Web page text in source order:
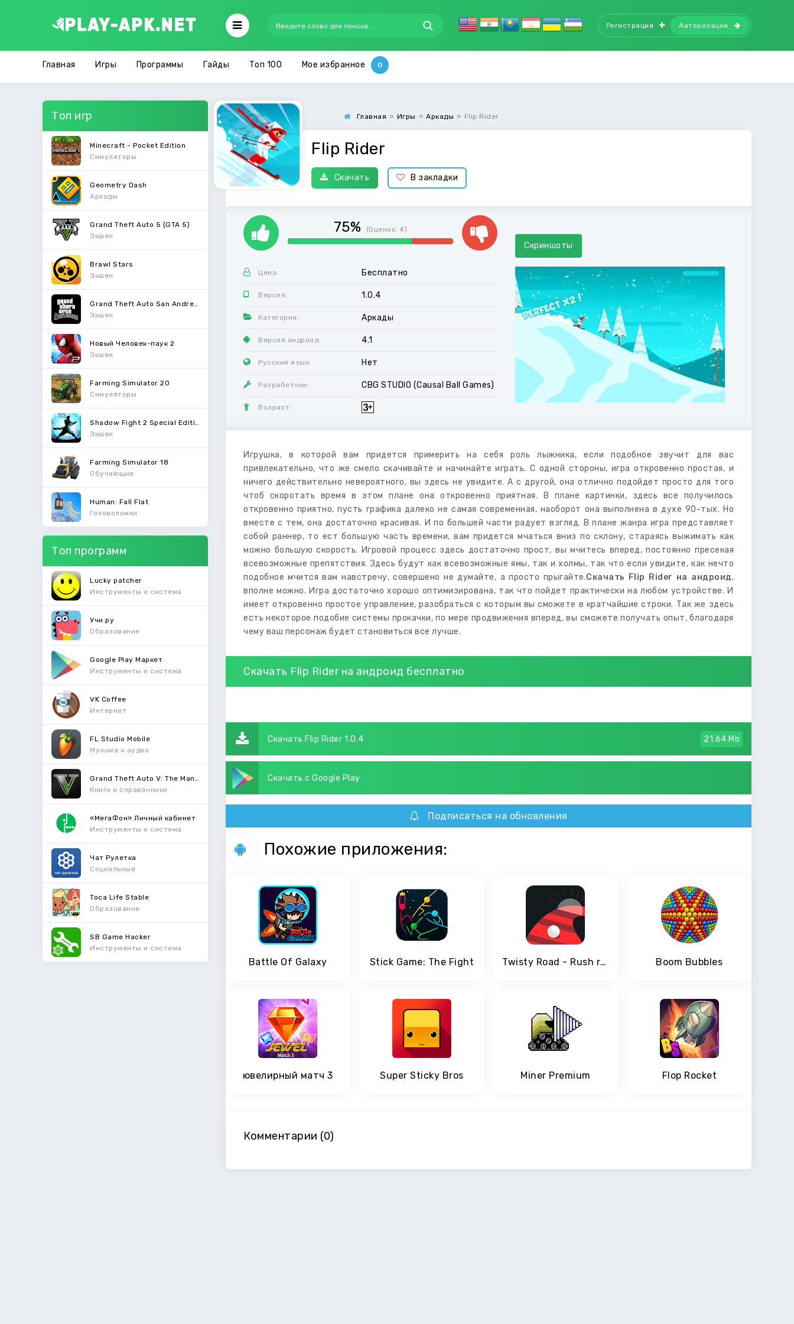
Регистрация Авторизация
Главная Игры Программы Гайды Топ 100 Мое избранное
Топ игр
Minecraft - Pocket Edition
Симуляторы
Geometry Dash
Аркады
Grand Theft Auto 5 (GTA 5)
Экшен
Brawl Stars
Экшен
Экшен
Новый Человек-паук 2
Экшен
Farming Simulator 20
Симуляторы
Экшен
Farming Simulator 18
Обучающие
Human: Fall Flat
Головоломки
Топ программ
Lucky patcher
Инструменты и система
Учи.ру
Образование
Google Play Маркет
Инструменты и система
VK Coffee
Интернет
FL Studio Mobile
Музыка и аудио
Книги и справочники
«МегаФон» Личный кабинет
Инструменты и система
Чат Рулетка
Социальные
Toca Life Stable
Образование
SB Game Hacker
Инструменты и система
Главная » Игры » Аркады » Flip Rider
Flip Rider
Скачать В закладки
75% (Оценок:4)
Цена: Бесплатно
Версия: 1.0.4
Категория: Аркады
Версия андроид: 4.1
Русский язык: Нет
Разработчик: CBG STUDIO (Causal Ball Games)
Возраст:
Скриншоты
Игрушка, в которой вам придется примерить на себя роль лыжника, если подобное звучит для вас
привлекательно, что же смело скачивайте и начинайте играть. С одной стороны, игра откровенно простая, и
ничего действительно невероятного, вы здесь не увидите. А с другой, она отлично подойдет просто для того
чтоб скоротать время в этом плане она откровенно приятная. В плане картинки, здесь все получилось
откровенно приятно, пусть графика далеко не самая современная, наоборот она выполнена в духе 90-тых. Но
вместе с тем, она достаточно красивая. И по большей части радует взгляд. В плане жанра игра представляет
собой раннер, то ест большую часть времени, вам придется мчаться вниз по склону, стараясь выжимать как
можно большую скорость. Игровой процесс здесь достаточно прост, вы мчитесь вперед, постоянно пресекая
всевозможные препятствия. Здесь будут как всевозможные ямы, так и холмы, так что если увидите, как нечто
подобное мчится вам навстречу, совершено не думайте, а просто прыгайте.Скачать Flip Rider на андроид,
вполне можно. Игра достаточно хорошо оптимизирована, так что пойдет практически на любом устройстве. И
имеет откровенно простое управление, разобраться с которым вы сможете в кратчайшие строки. Так же здесь
есть некоторое подобие системы прокачки, по мере продвижения вперед, вы сможете получать опыт, благодаря
чему ваш персонаж будет становиться все лучше.
Скачать Flip Rider на андроид бесплатно
Скачать Flip Rider 1.0.4 21.64 Mb
Скачать с Google Play
Подписаться на обновления
Похожие приложения:
Battle Of Galaxy Stick Game: The Fight Twisty Road - Rush rolling ball Boom Bubbles
ювелирный матч 3 Super Sticky Bros Miner Premium Flop Rocket
Комментарии (0)